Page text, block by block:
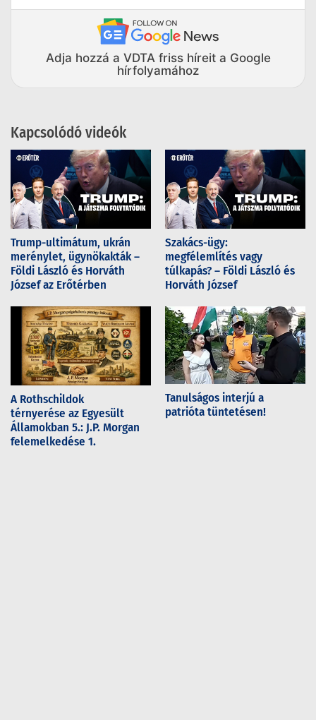
Adja hozzá a VDTA friss híreit a Google
hírfolyamához
Kapcsolódó videók
Trump-ultimátum, ukrán
merénylet, ügynökakták –
Földi László és Horváth
József az Erőtérben
Szakács-ügy:
megfélemlítés vagy
túlkapás? – Földi László és
Horváth József
A Rothschildok
térnyerése az Egyesült
Államokban 5.: J.P. Morgan
felemelkedése 1.
Tanulságos interjú a
patrióta tüntetésen!